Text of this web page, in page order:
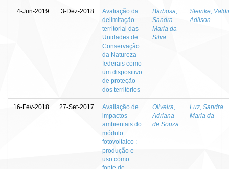
4-Jun-2019 3-Dez-2018
Avaliação da
delimitação
territorial das
Unidades de
Conservação
da Natureza
federais como
um dispositivo
de proteção
dos territórios
Barbosa,
Sandra
Maria da
Silva
Steinke,
Adilson
16-Fev-2018 27-Set-2017
Avaliação de
impactos
ambientais do
módulo
fotovoltaico :
produção e
uso como
Oliveira,
Adriana
de Souza
Luz, Sandra
Maria da